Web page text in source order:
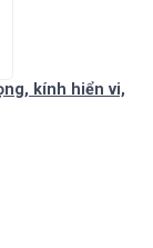
kính hiển vi,